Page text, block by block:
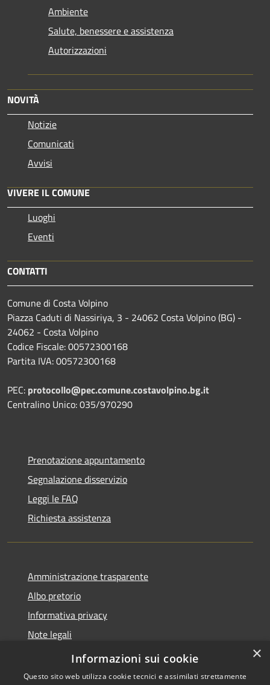
Ambiente
Salute, benessere e assistenza
Autorizzazioni
NOVITÀ
Notizie
Comunicati
Avvisi
VIVERE IL COMUNE
Luoghi
Eventi
CONTATTI
Comune di Costa Volpino
Piazza Caduti di Nassiriya, 3 - 24062 Costa Volpino (BG) -
24062 - Costa Volpino
Codice Fiscale: 00572300168
Partita IVA: 00572300168
PEC: protocollo@pec.comune.costavolpino.bg.it
Centralino Unico: 035/970290
Prenotazione appuntamento
Segnalazione disservizio
Leggi le FAQ
Richiesta assistenza
Amministrazione trasparente
Albo pretorio
Informativa privacy
Note legali
Dichiarazione di accessibilità
×
Informazioni sui cookie
Questo sito web utilizza cookie tecnici e assimilati strettamente